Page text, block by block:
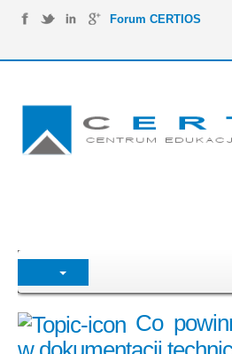
Forum CERTIOS
Co